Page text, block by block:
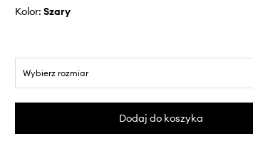
Kolor: szary
Wybierz rozmiar
Dodaj do koszyka